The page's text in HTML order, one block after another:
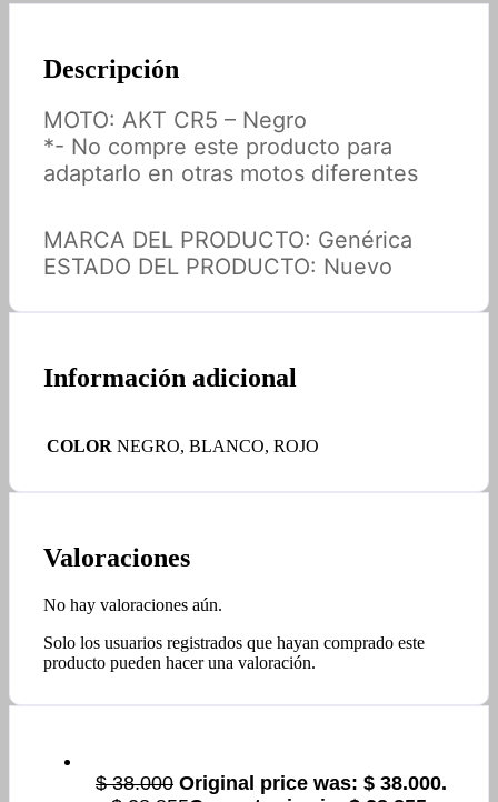
Descripción
MOTO: AKT CR5 – Negro
*- No compre este producto para
adaptarlo en otras motos diferentes
MARCA DEL PRODUCTO: Genérica
ESTADO DEL PRODUCTO: Nuevo
Información adicional
COLOR NEGRO, BLANCO, ROJO
Valoraciones
No hay valoraciones aún.
Solo los usuarios registrados que hayan comprado este
producto pueden hacer una valoración.
$38.000 Original price was: $ 38.000.